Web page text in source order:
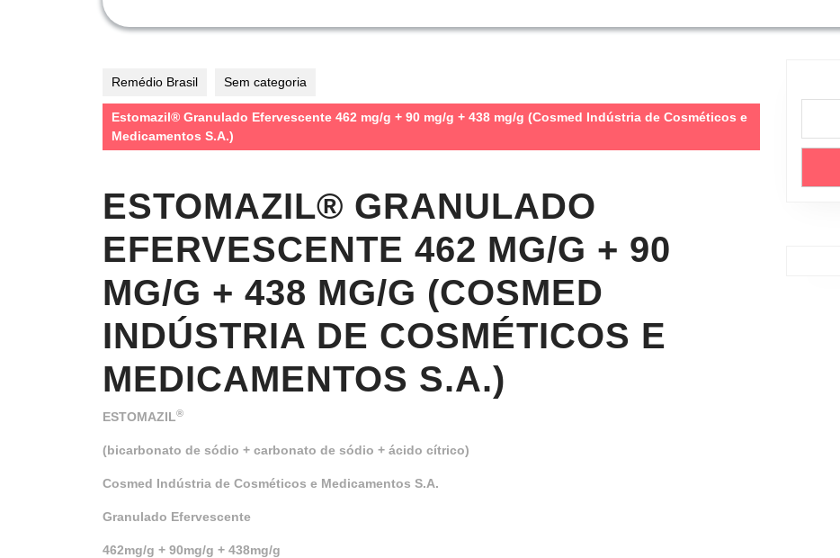
Remédio Brasil Sem categoria
Estomazil® Granulado Efervescente 462 mg/g + 90 mg/g + 438 mg/g (Cosmed Indústria de Cosméticos e
Medicamentos S.A.)
ESTOMAZIL® GRANULADO
EFERVESCENTE 462 MG/G + 90
MG/G + 438 MG/G (COSMED
INDÚSTRIA DE COSMÉTICOS E
MEDICAMENTOS S.A.)
ESTOMAZIL®
(bicarbonato de sódio + carbonato de sódio + ácido cítrico)
Cosmed Indústria de Cosméticos e Medicamentos S.A.
Granulado Efervescente
462mg/g + 90mg/g + 438mg/g